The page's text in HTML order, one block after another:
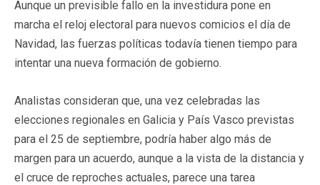
Aunque un previsible fallo en la investidura pone en
marcha el reloj electoral para nuevos comicios el día de
Navidad, las fuerzas políticas todavía tienen tiempo para
intentar una nueva formación de gobierno.
Analistas consideran que, una vez celebradas las
elecciones regionales en Galicia y País Vasco previstas
para el 25 de septiembre, podría haber algo más de
margen para un acuerdo, aunque a la vista de la distancia y
el cruce de reproches actuales, parece una tarea